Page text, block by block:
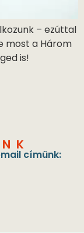
– ezúttal
most a Három
is!
címünk: